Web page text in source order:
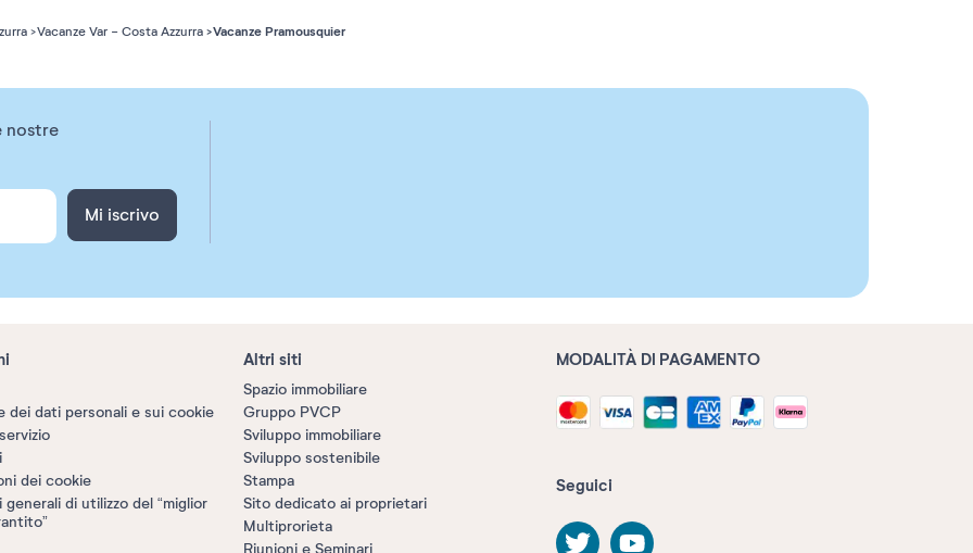
Vacanze Var - Costa Azzurra Vacanze Pramousquier
nostre
Mi iscrivo
dei dati personali e sui cookie
dei cookie
generali di utilizzo del “miglior
Altri siti
Spazio immobiliare
Gruppo PVCP
Sviluppo immobiliare
Sviluppo sostenibile
Stampa
Sito dedicato ai proprietari
Multiprorieta
Riunioni e Seminari
MODALITÀ DI PAGAMENTO
Seguici